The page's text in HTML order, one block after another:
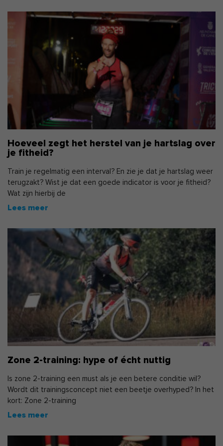
Hoeveel zegt het herstel van je hartslag over
je fitheid?
Train je regelmatig een interval? En zie je dat je hartslag weer
terugzakt? Wist je dat een goede indicator is voor je fitheid?
Wat zijn hierbij de
Zone 2-training: hype of écht nuttig
Is zone 2-training een must als je een betere conditie wil?
Wordt dit trainingsconcept niet een beetje overhyped? In het
kort: Zone 2-training